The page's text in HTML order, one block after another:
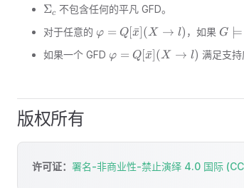
\Sigma_c
Σc 不包含任何的平凡 GFD。
对于任意的 \varphi
( X
φ = Q [x
ˉ (X → l) ，如果 G ⊨
如果一个 GFD \varphi
\rightarrow
φ = Q [x
ˉ (X → l) 满足支持
版权所有
许可证： 署名-非商业性-禁止演绎 4.0 国际